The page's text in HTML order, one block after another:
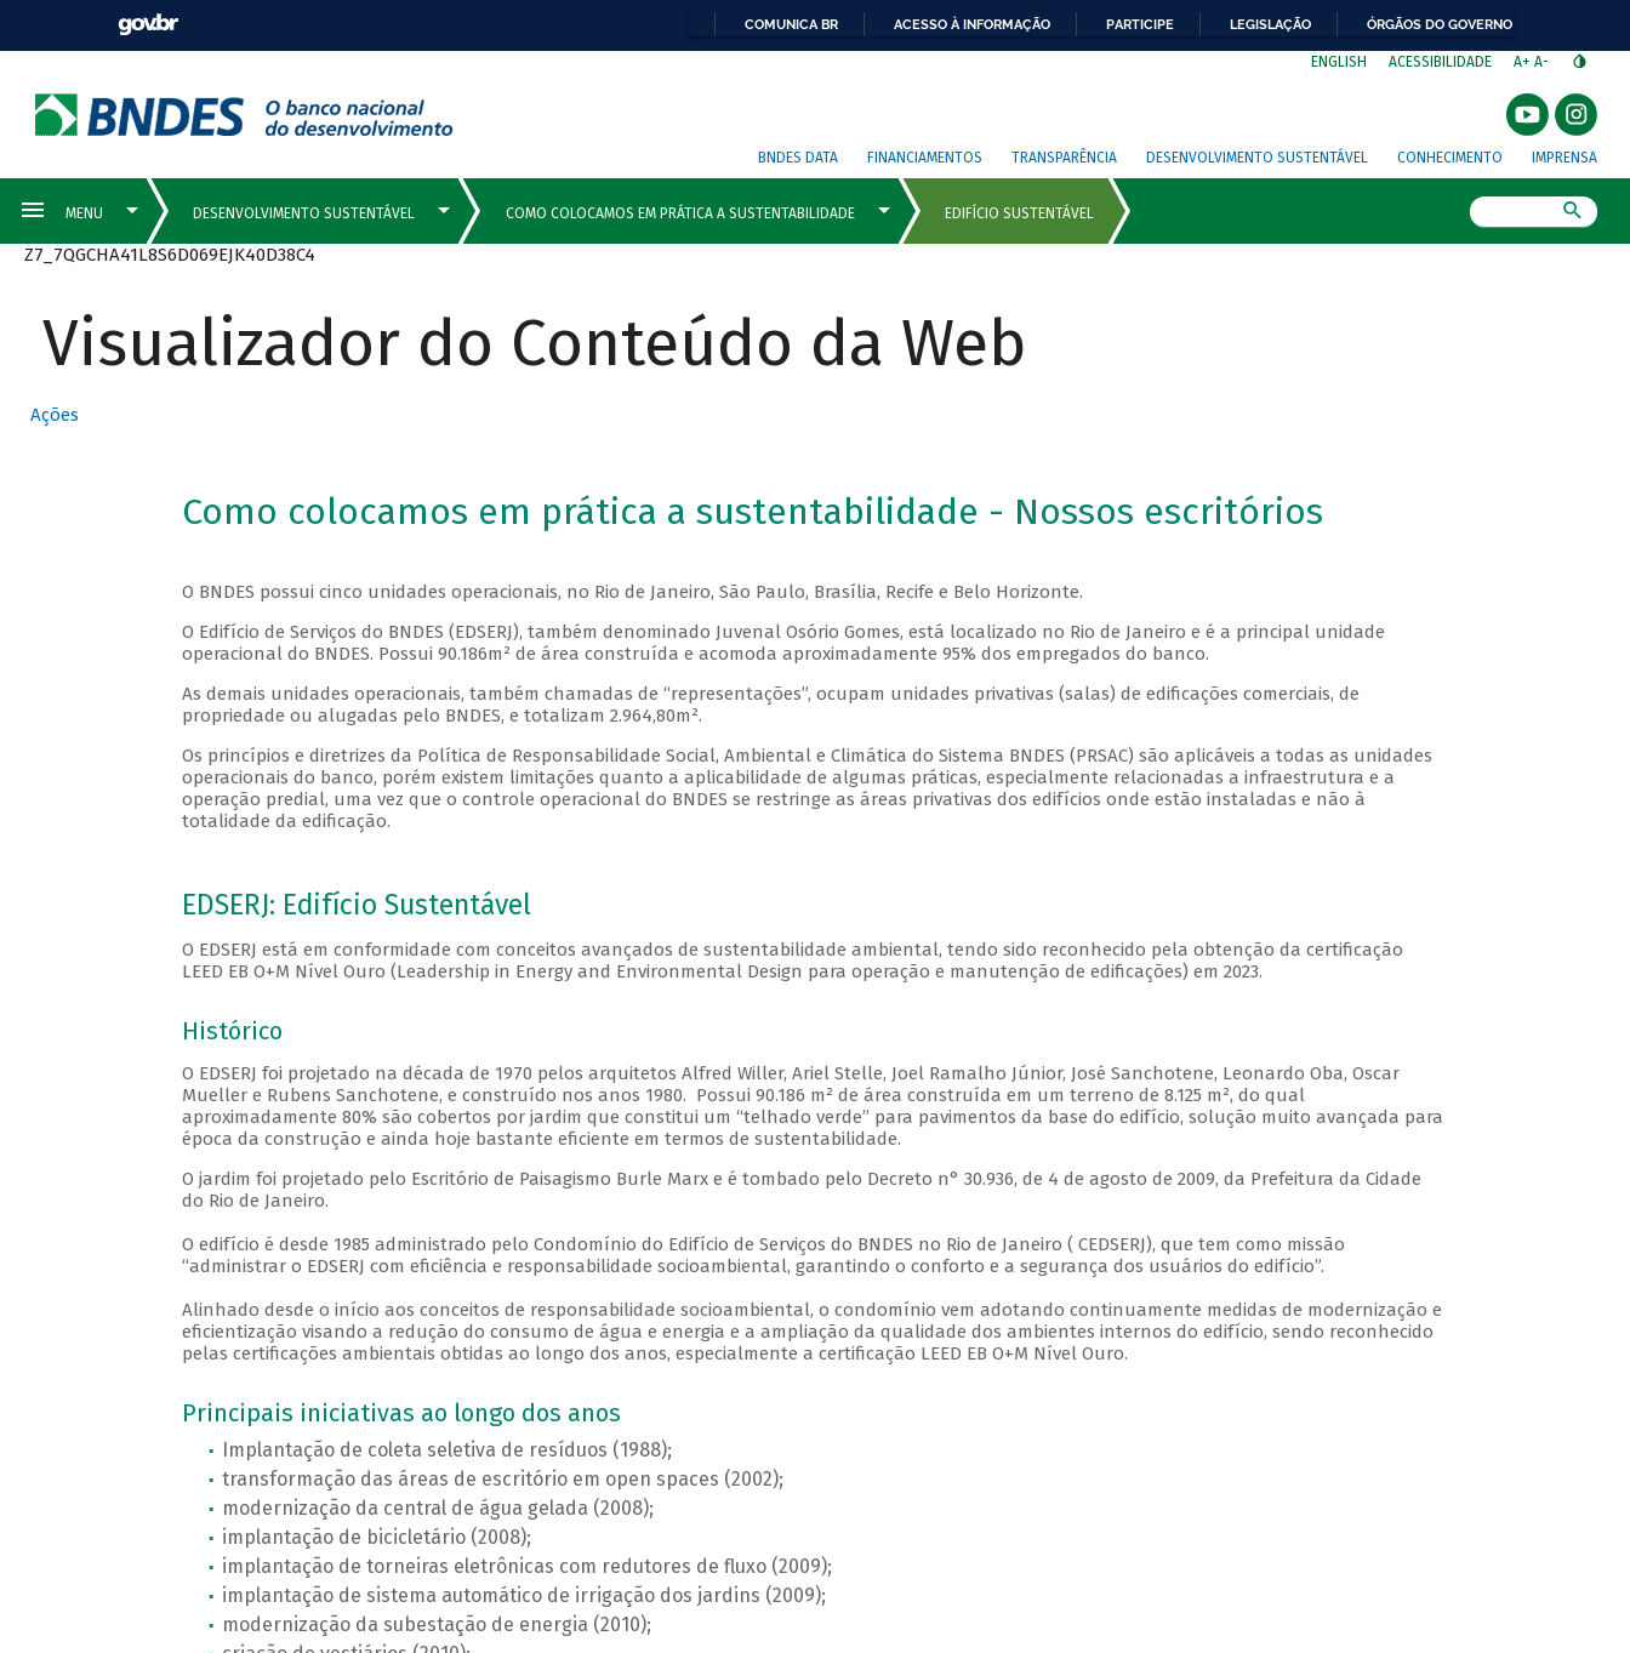
COMUNICA BR ACESSO À INFORMAÇÃO PARTICIPE LEGISLAÇÃO ÓRGÃOS DO GOVERNO
ENGLISH ACESSIBILIDADE A+ A-
BNDES DATA FINANCIAMENTOS TRANSPARÊNCIA DESENVOLVIMENTO SUSTENTÁVEL CONHECIMENTO IMPRENSA
Z7_7QGCHA41L8S6D069EJK40D38C4
Visualizador do Conteúdo da Web
Ações
Como colocamos em prática a sustentabilidade - Nossos escritórios
O BNDES possui cinco unidades operacionais, no Rio de Janeiro, São Paulo, Brasília, Recife e Belo Horizonte.
O Edifício de Serviços do BNDES (EDSERJ), também denominado Juvenal Osório Gomes, está localizado no Rio de Janeiro e é a principal unidade
operacional do BNDES. Possui 90.186m² de área construída e acomoda aproximadamente 95% dos empregados do banco.
As demais unidades operacionais, também chamadas de “representações”, ocupam unidades privativas (salas) de edificações comerciais, de
propriedade ou alugadas pelo BNDES, e totalizam 2.964,80m².
Os princípios e diretrizes da Política de Responsabilidade Social, Ambiental e Climática do Sistema BNDES (PRSAC) são aplicáveis a todas as unidades
operacionais do banco, porém existem limitações quanto a aplicabilidade de algumas práticas, especialmente relacionadas a infraestrutura e a
operação predial, uma vez que o controle operacional do BNDES se restringe as áreas privativas dos edifícios onde estão instaladas e não à
totalidade da edificação.
EDSERJ: Edifício Sustentável
O EDSERJ está em conformidade com conceitos avançados de sustentabilidade ambiental, tendo sido reconhecido pela obtenção da certificação
LEED EB O+M Nível Ouro (Leadership in Energy and Environmental Design para operação e manutenção de edificações) em 2023.
Histórico
O EDSERJ foi projetado na década de 1970 pelos arquitetos Alfred Willer, Ariel Stelle, Joel Ramalho Júnior, José Sanchotene, Leonardo Oba, Oscar
Mueller e Rubens Sanchotene, e construído nos anos 1980. Possui 90.186 m² de área construída em um terreno de 8.125 m², do qual
aproximadamente 80% são cobertos por jardim que constitui um “telhado verde” para pavimentos da base do edifício, solução muito avançada para
época da construção e ainda hoje bastante eficiente em termos de sustentabilidade.
O jardim foi projetado pelo Escritório de Paisagismo Burle Marx e é tombado pelo Decreto n° 30.936, de 4 de agosto de 2009, da Prefeitura da Cidade
do Rio de Janeiro.
O edifício é desde 1985 administrado pelo Condomínio do Edifício de Serviços do BNDES no Rio de Janeiro ( CEDSERJ), que tem como missão
“administrar o EDSERJ com eficiência e responsabilidade socioambiental, garantindo o conforto e a segurança dos usuários do edifício”.
Alinhado desde o início aos conceitos de responsabilidade socioambiental, o condomínio vem adotando continuamente medidas de modernização e
eficientização visando a redução do consumo de água e energia e a ampliação da qualidade dos ambientes internos do edifício, sendo reconhecido
pelas certificações ambientais obtidas ao longo dos anos, especialmente a certificação LEED EB O+M Nível Ouro.
Principais iniciativas ao longo dos anos
Implantação de coleta seletiva de resíduos (1988);
transformação das áreas de escritório em open spaces (2002);
modernização da central de água gelada (2008);
implantação de bicicletário (2008);
implantação de torneiras eletrônicas com redutores de fluxo (2009);
implantação de sistema automático de irrigação dos jardins (2009);
modernização da subestação de energia (2010);